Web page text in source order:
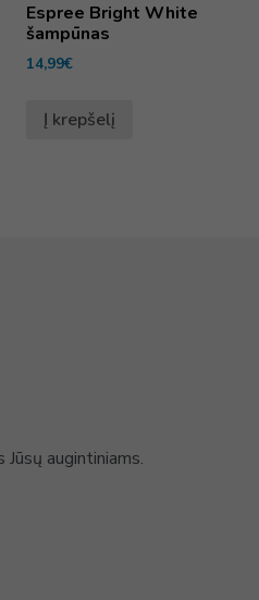
Espree Bright White
šampūnas
14,99€
Į krepšelį
augintiniams.